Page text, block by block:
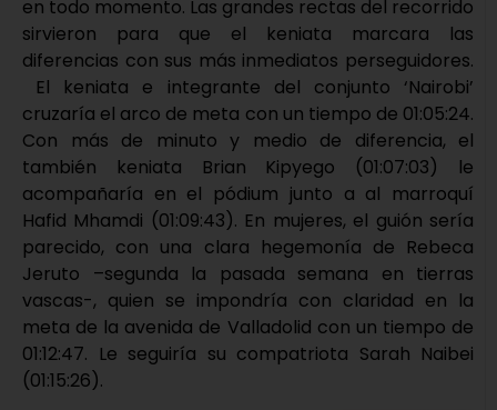
en todo momento. Las grandes rectas del recorrido
sirvieron para que el keniata marcara las
diferencias con sus más inmediatos perseguidores.
El keniata e integrante del conjunto ‘Nairobi’
cruzaría el arco de meta con un tiempo de 01:05:24.
Con más de minuto y medio de diferencia, el
también keniata Brian Kipyego (01:07:03) le
acompañaría en el pódium junto a al marroquí
Hafid Mhamdi (01:09:43). En mujeres, el guión sería
parecido, con una clara hegemonía de Rebeca
Jeruto –segunda la pasada semana en tierras
vascas-, quien se impondría con claridad en la
meta de la avenida de Valladolid con un tiempo de
01:12:47. Le seguiría su compatriota Sarah Naibei
(01:15:26).